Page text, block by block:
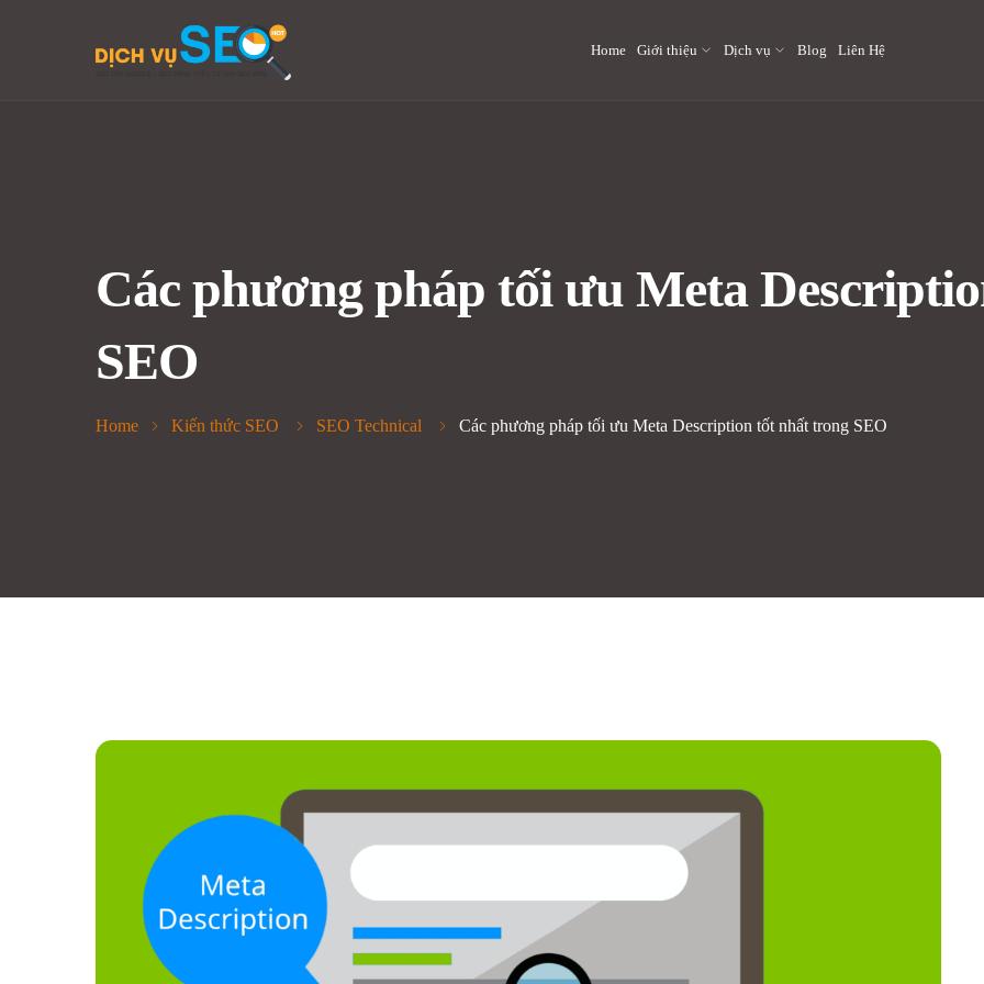
Home Giới thiệu Dịch vụ Blog Liên Hệ
Các phương pháp tối ưu Meta
SEO
Home Kiến thức SEO SEO Technical Các phương pháp tối ưu Meta Description tốt nhất trong SEO